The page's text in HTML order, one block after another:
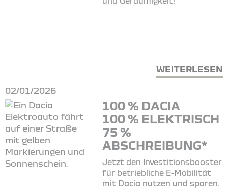
WEITERLESEN
02/01/2026
100 % DACIA
100 % ELEKTRISCH
75 %
ABSCHREIBUNG*
Jetzt den Investitionsbooster
für betriebliche E-Mobilität
mit Dacia nutzen und sparen.